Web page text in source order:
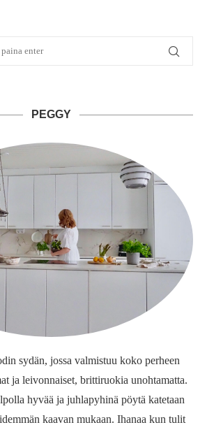
PEGGY
sydän, jossa valmistuu koko perheen
ja leivonnaiset, brittiruokia unohtamatta.
hyvää ja juhlapyhinä pöytä katetaan
kaavan mukaan. Ihanaa kun tulit